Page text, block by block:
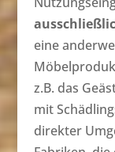
eine
z.B. das
mit
direkter